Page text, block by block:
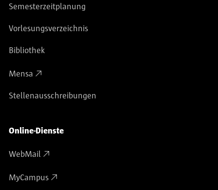
Semesterzeitplanung
Vorlesungsverzeichnis
Bibliothek
Mensa
Stellenausschreibungen
Online-Dienste
WebMail
MyCampus